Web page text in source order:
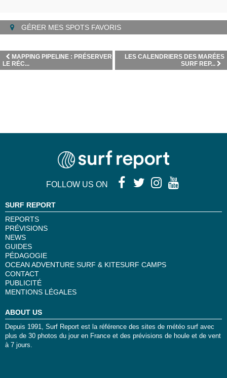
GÉRER MES SPOTS FAVORIS
LES CALENDRIERS DES MARÉES
SURF REP...
MAPPING PIPELINE : PRÉSERVER
LE RÉC...
FOLLOW US ON
SURF REPORT
REPORTS
PRÉVISIONS
NEWS
GUIDES
PÉDAGOGIE
OCEAN ADVENTURE SURF & KITESURF CAMPS
CONTACT
PUBLICITÉ
MENTIONS LÉGALES
ABOUT US
Depuis 1991, Surf Report est la référence des sites de météo surf avec
plus de 30 photos du jour en France et des prévisions de houle et de vent
à 7 jours.